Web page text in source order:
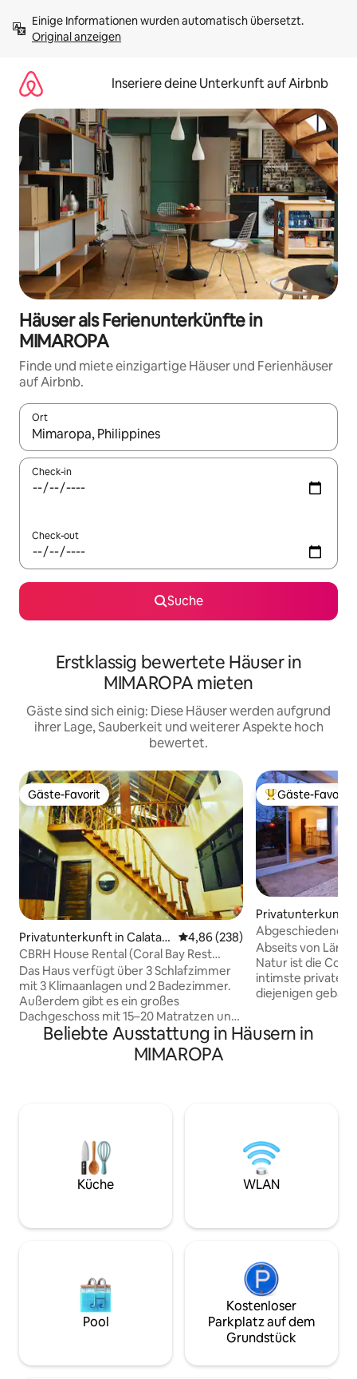
Inhalten
springenOriginal anzeigen
Inseriere deine Unterkunft auf Airbnb
Häuser als Ferienunterkünfte in
MIMAROPA
Finde und miete einzigartige Häuser und Ferienhäuser
auf Airbnb.
Ort
Wenn Ergebnisse verfügbar sind, navigiere mit den
Check-in
Check-out
Suche
Erstklassig bewertete Häuser in
MIMAROPA mieten
Gäste sind sich einig: Diese Häuser werden aufgrund
ihrer Lage, Sauberkeit und weiterer Aspekte hoch
bewertet.
Gäste-Favorit
Gäste-Favorit
Privatunterkunft in Calatag
an
Durchschnittliche Bewertung:
4,86 (238)
CBRH House Rental (Coral Bay Rest
House) direkt am Strand
Das Haus verfügt über 3 Schlafzimmer
mit 3 Klimaanlagen und 2 Badezimmer.
Außerdem gibt es ein großes
Dachgeschoss mit 15–20 Matratzen und
Sitzsäcken. Auf einem über 1000
Quadratmeter großen Grundstück am
und Schwimmwesten zum Schwimmen.
Alles inklusive und KOSTENLOS zu
verwenden, aber mit Vorsicht
verwenden. Wir haben auch Zelte, wenn
angenehmen Aufenthalt mit.
Beliebter Gäste-
Gäste-Favorit
Privatunterkunft
Abgeschiedene
El Nido
Abseits von
Natur ist die
intimste private
diejenigen
Keine belebten
zu, wie die Sonne
versinkt. Die Coconut Villa bietet dir eine
langsame,
Ort, an dem
Beliebte Ausstattung in Häusern in
MIMAROPA
Küche WLAN
Pool
Kostenloser
Parkplatz auf dem
Grundstück